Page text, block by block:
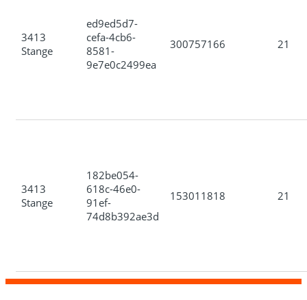
3413
Stange
ed9ed5d7-
cefa-4cb6-
8581-
9e7e0c2499ea
300757166 21
3413
Stange
182be054-
618c-46e0-
91ef-
74d8b392ae3d
153011818 21